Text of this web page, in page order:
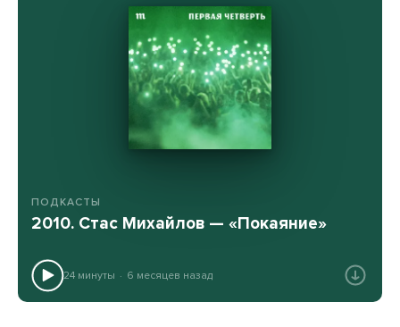
ПОДКАСТЫ
2010. Стас Михайлов — «Покаяние»
24 минуты 6 месяцев назад